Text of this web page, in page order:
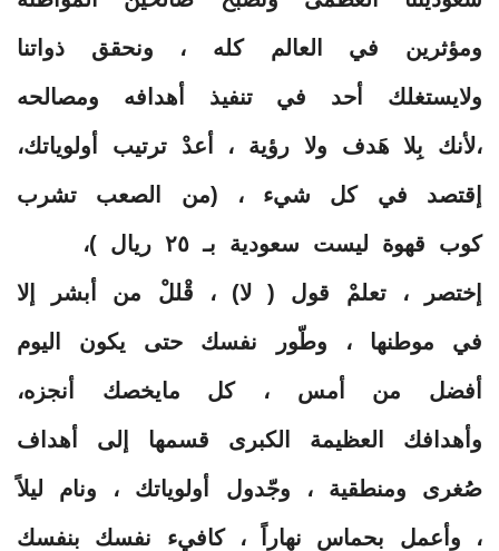
ومؤثرين في العالم كله ، ونحقق ذواتنا
ولايستغلك أحد في تنفيذ أهدافه ومصالحه
،لأنك بِلا هَدف ولا رؤية ، أعدْ ترتيب أولوياتك،
إقتصد في كل شيء ، (من الصعب تشرب
كوب قهوة ليست سعودية بـ ٢٥ ريال )،
إختصر ، تعلمْ قول ( لا) ، قْللْ من أبشر إلا
في موطنها ، وطّور نفسك حتى يكون اليوم
أفضل من أمس ، كل مايخصك أنجزه،
وأهدافك العظيمة الكبرى قسمها إلى أهداف
صُغرى ومنطقية ، وجّدول أولوياتك ، ونام ليلاً
، وأعمل بحماس نهاراً ، كافيء نفسك بنفسك